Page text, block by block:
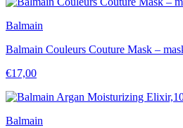
Balmain
Balmain Couleurs Couture Mask –
€17,00
Balmain